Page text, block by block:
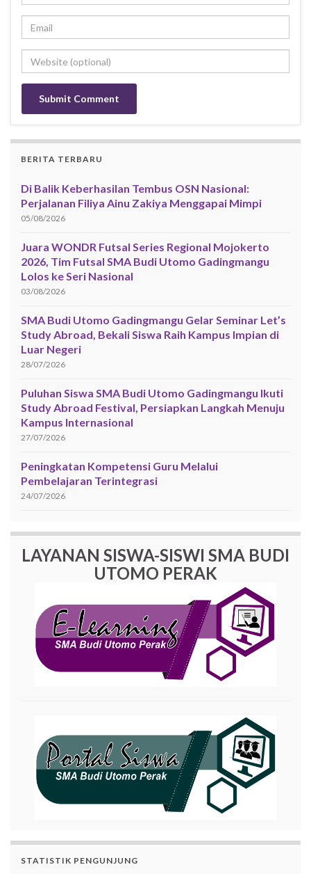
BERITA TERBARU
Di Balik Keberhasilan Tembus OSN Nasional:
Perjalanan Filiya Ainu Zakiya Menggapai Mimpi
05/08/2026
Juara WONDR Futsal Series Regional Mojokerto
2026, Tim Futsal SMA Budi Utomo Gadingmangu
Lolos ke Seri Nasional
03/08/2026
SMA Budi Utomo Gadingmangu Gelar Seminar Let’s
Study Abroad, Bekali Siswa Raih Kampus Impian di
Luar Negeri
28/07/2026
Puluhan Siswa SMA Budi Utomo Gadingmangu Ikuti
Study Abroad Festival, Persiapkan Langkah Menuju
Kampus Internasional
27/07/2026
Peningkatan Kompetensi Guru Melalui
Pembelajaran Terintegrasi
24/07/2026
LAYANAN SISWA-SISWI SMA BUDI
UTOMO PERAK
STATISTIK PENGUNJUNG